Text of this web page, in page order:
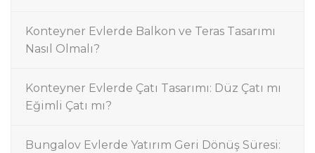
Konteyner Evlerde Balkon ve Teras Tasarımı
Nasıl Olmalı?
Konteyner Evlerde Çatı Tasarımı: Düz Çatı mı
Eğimli Çatı mı?
Bungalov Evlerde Yatırım Geri Dönüş Süresi: